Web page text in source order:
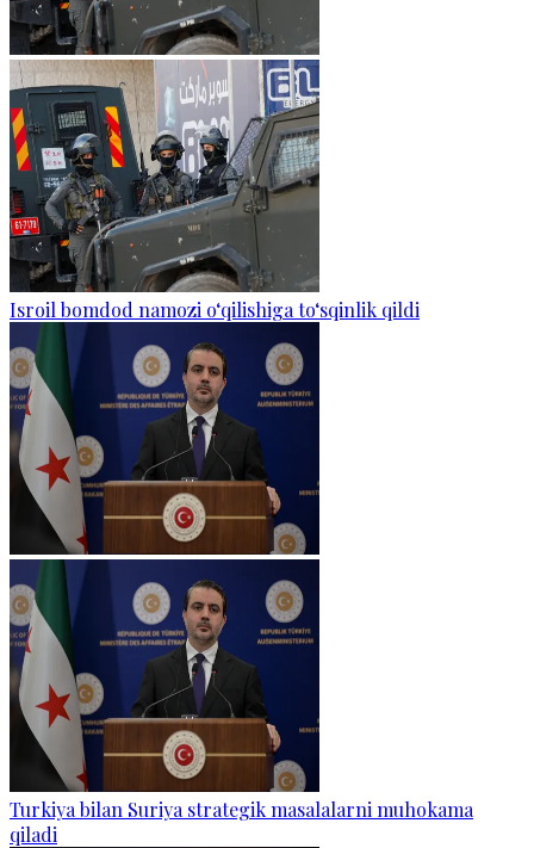
Isroil bomdod namozi o‘qilishiga to‘sqinlik qildi
Turkiya bilan Suriya strategik masalalarni muhokama
qiladi